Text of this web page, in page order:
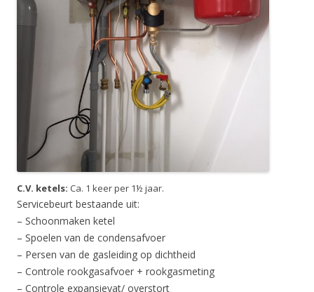
C.V. ketels: Ca. 1 keer per 1½ jaar.
Servicebeurt bestaande uit:
– Schoonmaken ketel
– Spoelen van de condensafvoer
– Persen van de gasleiding op dichtheid
– Controle rookgasafvoer + rookgasmeting
– Controle expansievat/ overstort